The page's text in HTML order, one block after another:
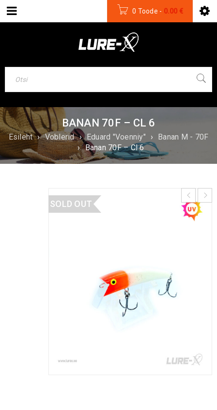
0 Toode - 0.00 €
BANAN 70F – CL 6
Esileht › Voblerid › Eduard "Voenniy" ›
Banan M - 70F
› Banan 70F – Cl 6
SOLD OUT